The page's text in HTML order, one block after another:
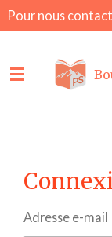
Passer
au
principal
Pour nous
Adresse e-mail